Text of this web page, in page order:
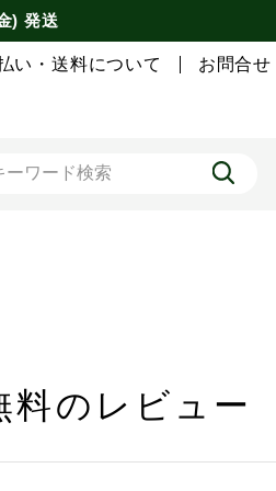
) 発送
い・送料について お問合せ
料のレビュー